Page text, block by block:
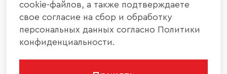
cookie-файлов, а также подтверждаете
свое согласие на сбор и обработку
персональных данных согласно Политики
конфиденциальности.